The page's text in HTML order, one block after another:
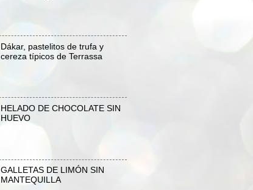
Dákar, pastelitos de trufa y
cereza típicos de Terrassa
HELADO DE CHOCOLATE SIN
HUEVO
GALLETAS DE LIMÓN SIN
MANTEQUILLA